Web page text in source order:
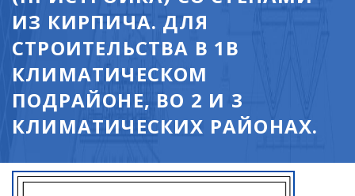
ИЗ КИРПИЧА. ДЛЯ
СТРОИТЕЛЬСТВА В 1В
КЛИМАТИЧЕСКОМ
ПОДРАЙОНЕ, ВО 2 И 3
КЛИМАТИЧЕСКИХ РАЙОНАХ.